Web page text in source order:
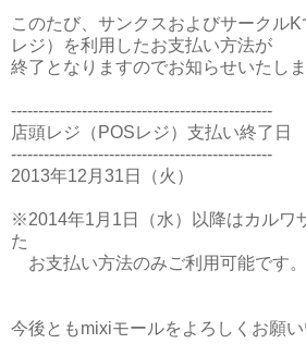
このたび、サンクスおよびサークル
レジ）を利用したお支払い方法が
終了となりますのでお知らせいたしま
------------------------------------------------
店頭レジ（POSレジ）支払い終了日
------------------------------------------------
2013年12月31日（火）
※2014年1月1日（水）以降はカルワ
た
お支払い方法のみご利用可能です。
今後ともmixiモールをよろしくお願い